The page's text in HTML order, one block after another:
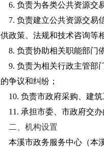
6. 负责为各类公共资源交
7. 负责建立公共资源交易
政策、法规和技术咨询等
8. 负责协助相关职能部门
9. 负责为相关行政主管部
争议和纠纷；
10. 负责市政府采购、建
11. 承担市委、市政府交办
二、机构设置
本溪市政务服务中心（本